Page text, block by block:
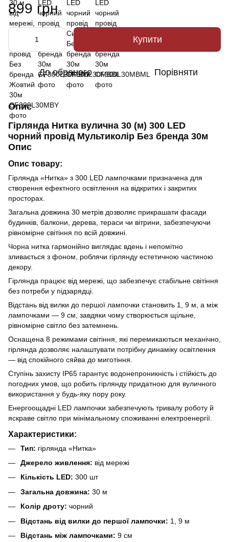
899 грн
Купити
До обраного Порівняти
Опис
Гірлянда Нитка вулична 30 (м) 300 LED
чорний провід Мультиколір Без бренда 30м
Опис
Опис товару:
Гірлянда «Нитка» з 300 LED лампочками призначена для
створення ефектного освітлення на відкритих і закритих
просторах.
Загальна довжина 30 метрів дозволяє прикрашати фасади
будинків, балкони, дерева, тераси чи вітрини, забезпечуючи
рівномірне світіння по всій довжині.
Чорна нитка гармонійно виглядає вдень і непомітно
зливається з фоном, роблячи гірлянду естетичною частиною
декору.
Гірлянда працює від мережі, що забезпечує стабільне світіння
без потреби у підзарядці.
Відстань від вилки до першої лампочки становить 1, 9 м, а між
лампочками — 9 см, завдяки чому створюється щільне,
рівномірне світло без затемнень.
Оснащена 8 режимами світіння, які перемикаються механічно,
гірлянда дозволяє налаштувати потрібну динаміку освітлення
— від спокійного сяйва до миготіння.
Ступінь захисту IP65 гарантує водонепроникність і стійкість до
погодних умов, що робить гірлянду придатною для вуличного
використання у будь-яку пору року.
Енергоощадні LED лампочки забезпечують тривалу роботу й
яскраве світло при мінімальному споживанні електроенергії.
Характеристики:
Тип: гірлянда «Нитка»
Джерело живлення: від мережі
Кількість LED: 300 шт
Загальна довжина: 30 м
Колір дроту: чорний
Відстань від вилки до першої лампочки: 1, 9 м
Відстань між лампочками: 9 см